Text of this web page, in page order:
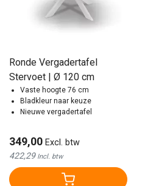
Ronde Vergadertafel
Stervoet | Ø 120 cm
Vaste hoogte 76 cm
Bladkleur naar keuze
Nieuwe vergadertafel
349,00 Excl. btw
422,29 Incl. btw